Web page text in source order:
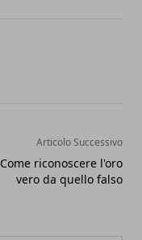
Articolo Successivo
Come riconoscere l'oro
vero da quello falso